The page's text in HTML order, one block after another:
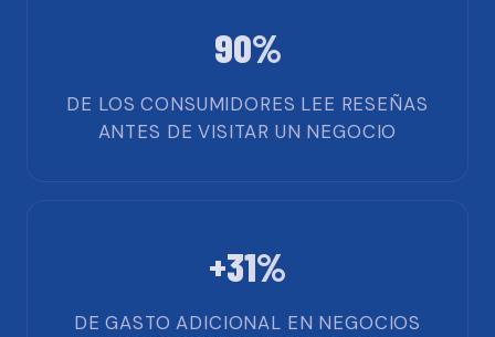
90%
DE LOS CONSUMIDORES LEE RESEÑAS
ANTES DE VISITAR UN NEGOCIO
+31%
DE GASTO ADICIONAL EN NEGOCIOS